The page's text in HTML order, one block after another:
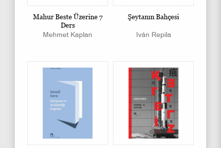
Mahur Beste Üzerine 7
Ders
Mehmet Kaplan
Şeytanın Bahçesi
Iván Repila